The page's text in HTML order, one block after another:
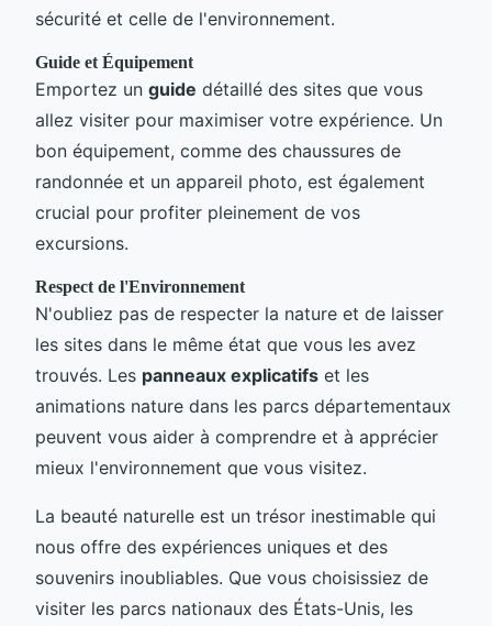
sécurité et celle de l'environnement.
Guide et Équipement
Emportez un guide détaillé des sites que vous
allez visiter pour maximiser votre expérience. Un
bon équipement, comme des chaussures de
randonnée et un appareil photo, est également
crucial pour profiter pleinement de vos
excursions.
Respect de l'Environnement
N'oubliez pas de respecter la nature et de laisser
les sites dans le même état que vous les avez
trouvés. Les panneaux explicatifs et les
animations nature dans les parcs départementaux
peuvent vous aider à comprendre et à apprécier
mieux l'environnement que vous visitez.
La beauté naturelle est un trésor inestimable qui
nous offre des expériences uniques et des
souvenirs inoubliables. Que vous choisissiez de
visiter les parcs nationaux des États-Unis, les